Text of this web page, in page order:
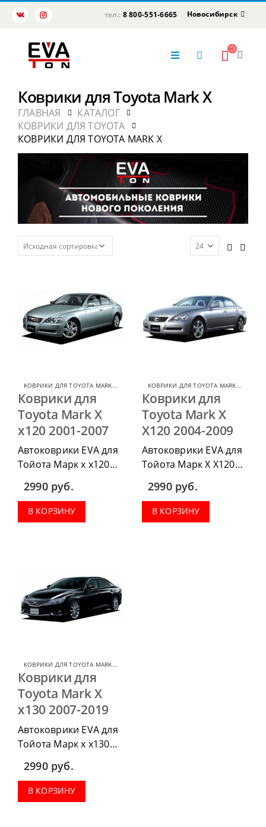
тел.: 8 800-551-6665 Новосибирск
Коврики для Toyota Mark X
ГЛАВНАЯ
КАТАЛОГ
КОВРИКИ ДЛЯ TOYOTA
КОВРИКИ ДЛЯ TOYOTA MARK X
КОВРИКИ ДЛЯ TOYOTA MARK X КОВРИКИ ДЛЯ TOYOTA
Коврики для
Toyota Mark X
x120 2001-2007
Автоковрики EVA для
Тойота Марк х х120
2001-2007 можно
приобрести в
комплектации:
водительский коврик,
2990 руб.
В КОРЗИНУ
КОВРИКИ ДЛЯ TOYOTA MARK X
Коврики для
Toyota Mark X
X120 2004-2009
Автоковрики EVA для
Тойота Марк Х Х120
2004-2009 г.в. можно
приобрести в
комплектации:
водительский коврик,
2990 руб.
В КОРЗИНУ
КОВРИКИ ДЛЯ TOYOTA MARK X
Коврики для
Toyota Mark X
x130 2007-2019
Автоковрики EVA для
Тойота Марк х х130
приобрести в
комплектации:
водительский коврик,
2990 руб.
В КОРЗИНУ